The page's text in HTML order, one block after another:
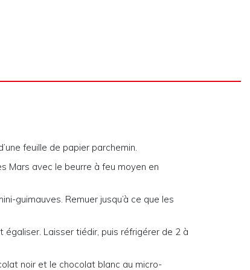
feuille de papier parchemin.
Mars avec le beurre à feu moyen en
guimauves. Remuer jusqu’à ce que les
Laisser tiédir, puis réfrigérer de 2 à
noir et le chocolat blanc au micro-